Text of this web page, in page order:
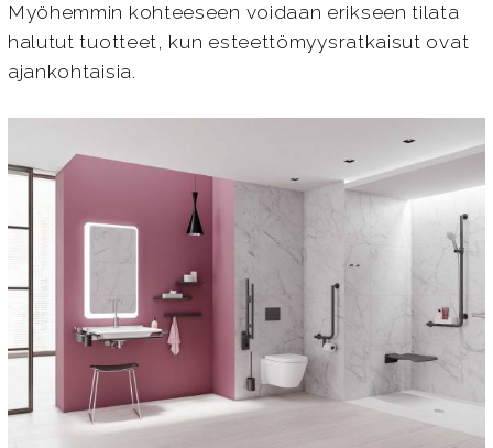
Myöhemmin kohteeseen voidaan erikseen tilata
halutut tuotteet, kun esteettömyysratkaisut ovat
ajankohtaisia.